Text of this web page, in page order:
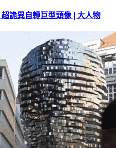
詭異自轉巨型頭像 | 大人物